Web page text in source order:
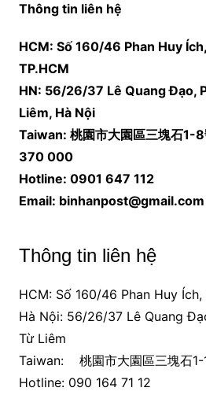
Thông tin liên hệ
HCM: Số 160/46 Phan Huy Ích,
TP.HCM
HN: 56/26/37 Lê Quang Đạo,
Liêm, Hà Nội
Taiwan: 桃園市大園區三塊石
370 000
Hotline: 0901 647 112
Email: binhanpost@gmail.com
Thông tin liên hệ
HCM: Số 160/46 Phan Huy Ích,
Hà Nội: 56/26/37 Lê Quang
Từ Liêm
Taiwan: 桃園市大園區三塊石1-
Hotline: 090 164 71 12